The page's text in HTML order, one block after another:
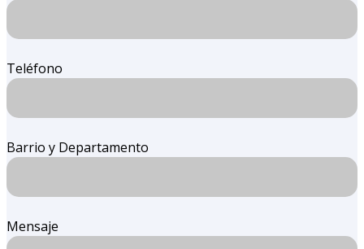
Teléfono
Barrio y Departamento
Mensaje